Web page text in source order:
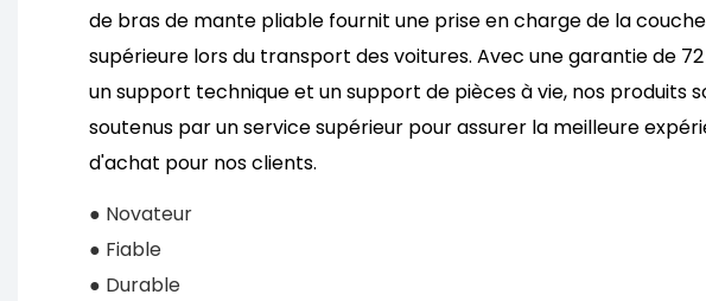
de bras de mante pliable fournit une prise en charge de la couche
supérieure lors du transport des voitures. Avec une garantie de 72
un support technique et un support de pièces à vie, nos produits
soutenus par un service supérieur pour assurer la meilleure
d'achat pour nos clients.
● Novateur
● Fiable
● Durable